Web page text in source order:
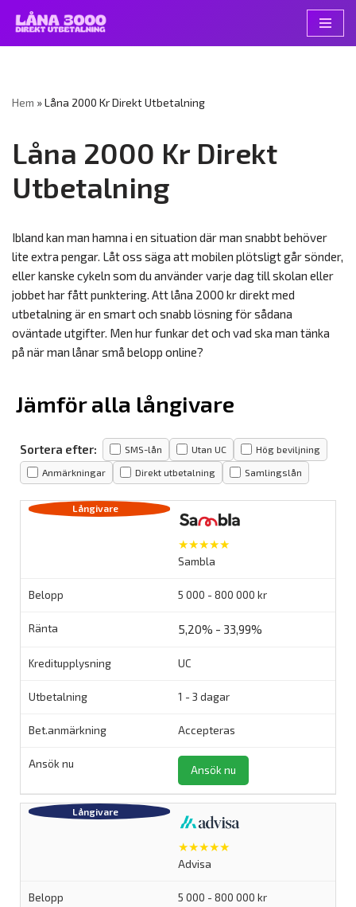
Hoppa
Hem »Låna 2000 Kr Direkt Utbetalning
Låna 2000 Kr Direkt
Utbetalning
Ibland kan man hamna i en situation där man snabbt behöver
lite extra pengar. Låt oss säga att mobilen plötsligt går sönder,
eller kanske cykeln som du använder varje dag till skolan eller
jobbet har fått punktering. Att låna 2000 kr direkt med
utbetalning är en smart och snabb lösning för sådana
oväntade utgifter. Men hur funkar det och vad ska man tänka
på när man lånar små belopp online?
Jämför alla långivare
Sortera efter: SMS-lån Utan UC Hög beviljning
Anmärkningar Direkt utbetalning Samlingslån
★★★★★
Sambla
5 000 - 800 000 kr
5,20% - 33,99%
UC
1 - 3 dagar
Accepteras
Ansök nu
★★★★★
Advisa
5 000 - 800 000 kr